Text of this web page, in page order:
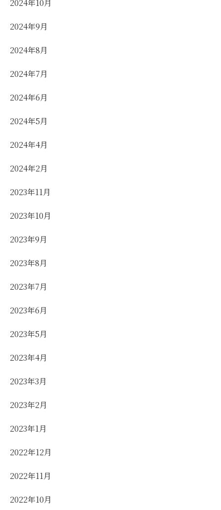
2024年10月
2024年9月
2024年8月
2024年7月
2024年6月
2024年5月
2024年4月
2024年2月
2023年11月
2023年10月
2023年9月
2023年8月
2023年7月
2023年6月
2023年5月
2023年4月
2023年3月
2023年2月
2023年1月
2022年12月
2022年11月
2022年10月